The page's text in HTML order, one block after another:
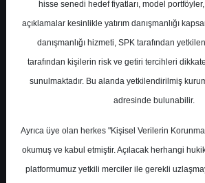
TAVHL- TAV
HOLDİNG A.Ş.
Hedef Fiyat 477.80 ₺
Getiri
%74.70
0
hisse senedi hedef fiyatları, model
açıklamalar kesinlikle yatırım danışmanlığı
danışmanlığı hizmeti, SPK tarafından
tarafından kişilerin risk ve getiri tercihleri
sunulmaktadır. Bu alanda yetkilendirilmiş
adresinde bulunabilir.
Ayrıca üye olan herkes "Kişisel Verilerin
okumuş ve kabul etmiştir. Açılacak herhangi
platformumuz yetkili merciler ile gerekli